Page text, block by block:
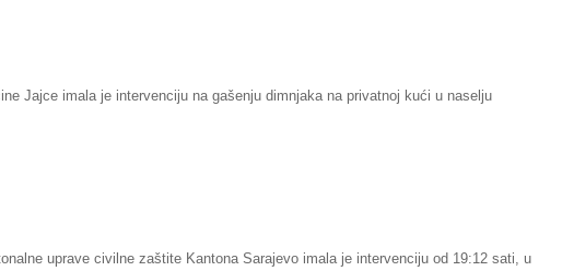
Jajce imala je intervenciju na gašenju dimnjaka na privatnoj kući u naselju
uprave civilne zaštite Kantona Sarajevo imala je intervenciju od 19:12 sati, u